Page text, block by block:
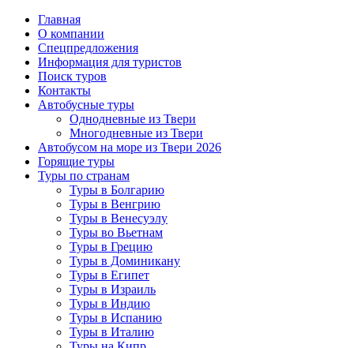
Главная
О компании
Спецпредложения
Информация для туристов
Поиск туров
Контакты
Автобусные туры
Однодневные из Твери
Многодневные из Твери
Автобусом на море из Твери 2026
Горящие туры
Туры по странам
Туры в Болгарию
Туры в Венгрию
Туры в Венесуэлу
Туры во Вьетнам
Туры в Грецию
Туры в Доминикану
Туры в Египет
Туры в Израиль
Туры в Индию
Туры в Испанию
Туры в Италию